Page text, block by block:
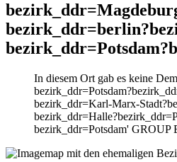
In diesem Ort gab es keine
bezirk_ddr=Karl-Marx-
bezirk_ddr=Potsdam' GROUP